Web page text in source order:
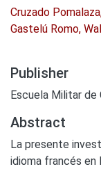
Cruzado
Gastelú Romo,
Publisher
Escuela Militar de
Abstract
La presente
idioma francés en